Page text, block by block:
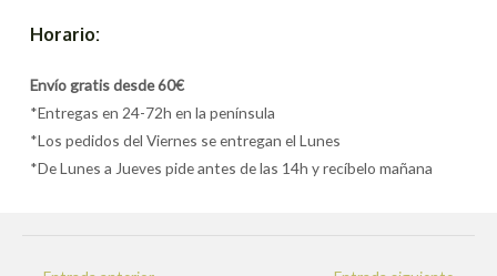
Horario:
Envío gratis desde 60€
*Entregas en 24-72h en la península
*Los pedidos del Viernes se entregan el Lunes
*De Lunes a Jueves pide antes de las 14h y recíbelo mañana
Navegación